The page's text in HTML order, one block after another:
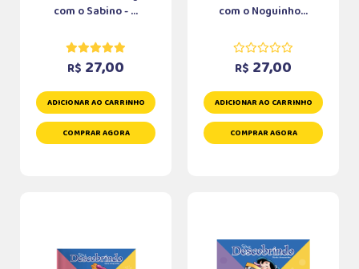
com o Sabino - ...
R$ 27,00
ADICIONAR AO CARRINHO
COMPRAR AGORA
com o Noguinho...
R$ 27,00
ADICIONAR AO CARRINHO
COMPRAR AGORA